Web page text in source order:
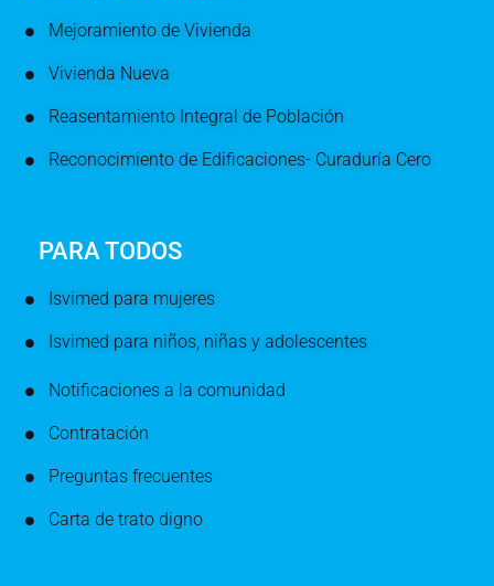
Mejoramiento de Vivienda
Vivienda Nueva
Reasentamiento Integral de Población
Reconocimiento de Edificaciones- Curaduría Cero
PARA TODOS
Isvimed para mujeres
Isvimed para niños, niñas y adolescentes
Notificaciones a la comunidad
Contratación
Preguntas frecuentes
Carta de trato digno